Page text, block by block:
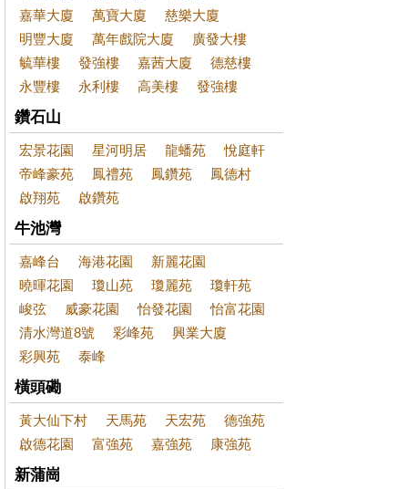
嘉華大廈
萬寶大廈
慈樂大廈
明豐大廈
萬年戲院大廈
廣發大樓
毓華樓
發強樓 嘉茜大廈
德慈樓
永豐樓
永利樓 高美樓 發強樓
鑽石山
宏景花園 星河明居 龍蟠苑
悅庭軒
帝峰豪苑
鳳禮苑 鳳鑽苑
鳳德村
啟翔苑
啟鑽苑
牛池灣
嘉峰台 海港花園
新麗花園
曉暉花園
瓊山苑 瓊麗苑
瓊軒苑
峻弦
威豪花園 怡發花園
怡富花園
清水灣道8號
彩峰苑
興業大廈
彩興苑
泰峰
橫頭磡
黃大仙下村 天馬苑 天宏苑
德強苑
啟德花園
富強苑 嘉強苑 康強苑
新蒲崗